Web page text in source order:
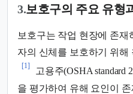
3.보호구의 주요 유형
보호구는 작업 현장에 존재
자의 신체를 보호하기 위해
[1]
고용주(OSHA standard
을 평가하여 유해 요인이